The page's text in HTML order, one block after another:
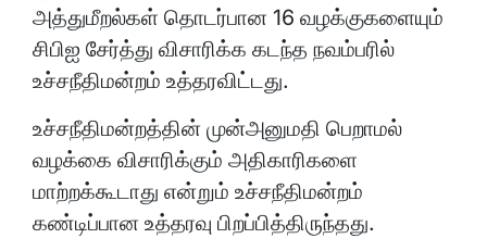
அத்துமீறல்கள் தொடர்பான 16 வழக்குகளையும்
சிபிஐ சேர்த்து விசாரிக்க கடந்த நவம்பரில்
உச்சநீதிமன்றம் உத்தரவிட்டது.
உச்சநீதிமன்றத்தின் முன்அனுமதி பெறாமல்
வழக்கை விசாரிக்கும் அதிகாரிகளை
மாற்றக்கூடாது என்றும் உச்சநீதிமன்றம்
கண்டிப்பான உத்தரவு பிறப்பித்திருந்தது.